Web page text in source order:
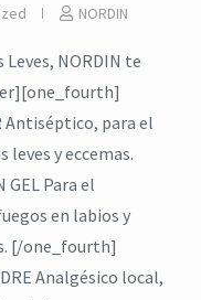
NORDIN
NORDIN te
Antiséptico, para el
y eccemas.
Para el
en labios y
[/one_fourth]
Analgésico local,